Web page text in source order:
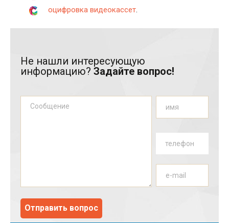
оцифровка видеокассет.
Не нашли интересующую
информацию?Задайте вопрос!